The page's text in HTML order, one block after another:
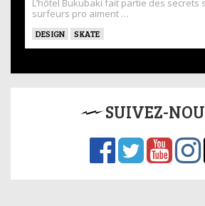
L’hôtel Bukubaki fait partie des secrets
surfeurs pro aiment …
DESIGN SKATE
SUIVEZ-